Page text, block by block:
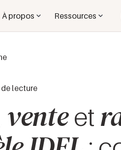
À propos Ressources
de lecture
venteet